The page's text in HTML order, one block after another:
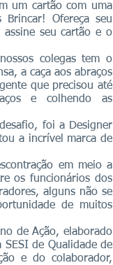
um cartão com uma
Ofereça seu
assine seu cartão e o
colegas tem o
a caça aos abraços
que precisou até
e colhendo as
foi a Designer
a incrível marca de
em meio a
os funcionários dos
alguns não se
de muitos
de Ação, elaborado
de Qualidade de
e do colaborador,